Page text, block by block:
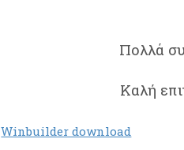
Πολλά
Καλή
Winbuilder download